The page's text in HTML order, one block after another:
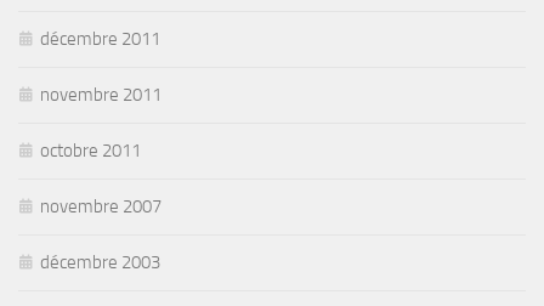
décembre 2011
novembre 2011
octobre 2011
novembre 2007
décembre 2003